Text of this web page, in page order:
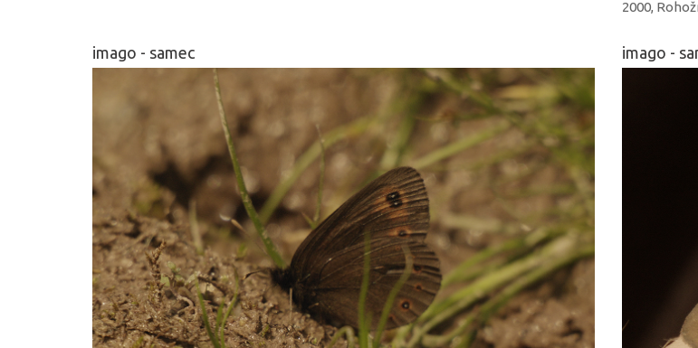
2000,
imago - samec imago -